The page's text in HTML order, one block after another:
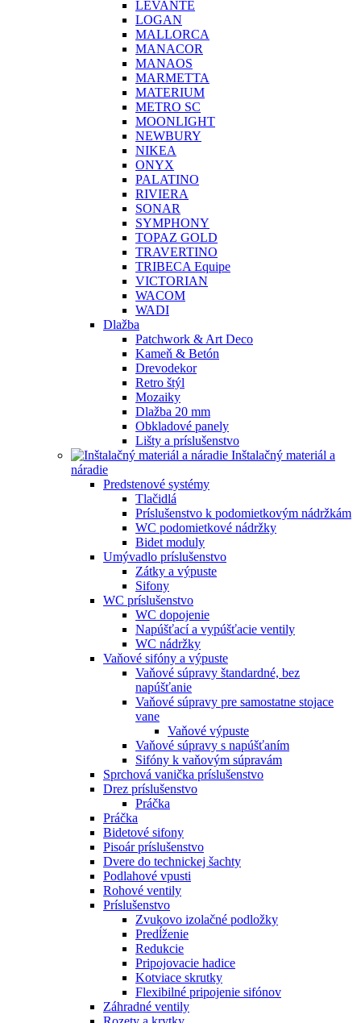
LEVANTE
LOGAN
MALLORCA
MANACOR
MANAOS
MARMETTA
MATERIUM
METRO SC
MOONLIGHT
NEWBURY
NIKEA
ONYX
PALATINO
RIVIERA
SONAR
SYMPHONY
TOPAZ GOLD
TRAVERTINO
TRIBECA Equipe
VICTORIAN
WACOM
WADI
Dlažba
Patchwork & Art Deco
Kameň & Betón
Drevodekor
Retro štýl
Mozaiky
Dlažba 20 mm
Obkladové panely
Lišty a príslušenstvo
Inštalačný materiál a
náradie
Predstenové systémy
Tlačidlá
Príslušenstvo k podomietkovým nádržkám
WC podomietkové nádržky
Bidet moduly
Umývadlo príslušenstvo
Zátky a výpuste
Sifony
WC príslušenstvo
WC dopojenie
Napúšťací a vypúšťacie ventily
WC nádržky
Vaňové sifóny a výpuste
Vaňové súpravy štandardné, bez
napúšťanie
Vaňové súpravy pre samostatne stojace
vane
Vaňové výpuste
Vaňové súpravy s napúšťaním
Sifóny k vaňovým súpravám
Sprchová vanička príslušenstvo
Drez príslušenstvo
Práčka
Práčka
Bidetové sifony
Pisoár príslušenstvo
Dvere do technickej šachty
Podlahové vpusti
Rohové ventily
Príslušenstvo
Zvukovo izolačné podložky
Predĺženie
Redukcie
Pripojovacie hadice
Kotviace skrutky
Flexibilné pripojenie sifónov
Záhradné ventily